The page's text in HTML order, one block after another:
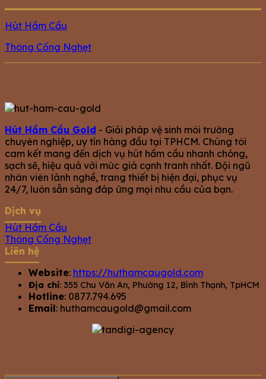
Hút Hầm Cầu
Thông Cống Nghẹt
Hút Hầm Cầu Gold - Giải pháp vệ sinh môi trường
chuyên nghiệp, uy tín hàng đầu tại TPHCM. Chúng tôi
cam kết mang đến dịch vụ hút hầm cầu nhanh chóng,
sạch sẽ, hiệu quả với mức giá cạnh tranh nhất. Đội ngũ
nhân viên lành nghề, trang thiết bị hiện đại, phục vụ
24/7, luôn sẵn sàng đáp ứng mọi nhu cầu của bạn.
Dịch vụ
Hút Hầm Cầu
Thông Cống Nghẹt
Liên hệ
Website: https://huthamcaugold.com
Địa chỉ: 355 Chu Văn An, Phường 12, Bình Thạnh, TpHCM
Hotline: 0877.794.695
Email: huthamcaugold@gmail.com